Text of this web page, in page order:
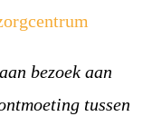
bezoek aan
tussen